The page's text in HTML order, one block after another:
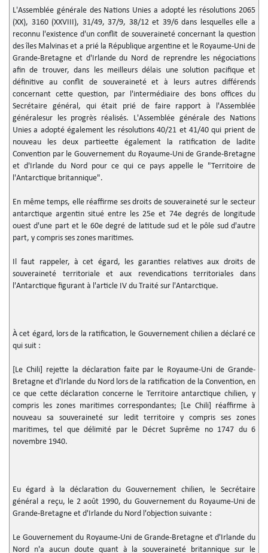
L'Assemblée générale des Nations Unies a adopté les résolutions 2065
(XX), 3160 (XXVIII), 31/49, 37/9, 38/12 et 39/6 dans lesquelles elle a
reconnu l'existence d'un conflit de souveraineté concernant la question
des îles Malvinas et a prié la République argentine et le Royaume-Uni de
Grande-Bretagne et d'Irlande du Nord de reprendre les négociations
afin de trouver, dans les meilleurs délais une solution pacifique et
définitive au conflit de souveraineté et à leurs autres différends
concernant cette question, par l'intermédiaire des bons offices du
Secrétaire général, qui était prié de faire rapport à l'Assemblée
généralesur les progrès réalisés. L'Assemblée générale des Nations
Unies a adopté également les résolutions 40/21 et 41/40 qui prient de
nouveau les deux partieette également la ratification de ladite
Convention par le Gouvernement du Royaume-Uni de Grande-Bretagne
et d'Irlande du Nord pour ce qui ce pays appelle le "Territoire de
l'Antarctique britannique".
En même temps, elle réaffirme ses droits de souveraineté sur le secteur
antarctique argentin situé entre les 25e et 74e degrés de longitude
ouest d'une part et le 60e degré de latitude sud et le pôle sud d'autre
part, y compris ses zones maritimes.
Il faut rappeler, à cet égard, les garanties relatives aux droits de
souveraineté territoriale et aux revendications territoriales dans
l'Antarctique figurant à l'article IV du Traité sur l'Antarctique.
À cet égard, lors de la ratification, le Gouvernement chilien a déclaré ce
qui suit :
[Le Chili] rejette la déclaration faite par le Royaume-Uni de Grande-
Bretagne et d'Irlande du Nord lors de la ratification de la Convention, en
ce que cette déclaration concerne le Territoire antarctique chilien, y
compris les zones maritimes correspondantes; [Le Chili] réaffirme à
nouveau sa souveraineté sur ledit territoire y compris ses zones
maritimes, tel que délimité par le Décret Suprême no 1747 du 6
novembre 1940.
Eu égard à la déclaration du Gouvernement chilien, le Secrétaire
général a reçu, le 2 août 1990, du Gouvernement du Royaume-Uni de
Grande-Bretagne et d'Irlande du Nord l'objection suivante :
Le Gouvernement du Royaume-Uni de Grande-Bretagne et d'Irlande du
Nord n'a aucun doute quant à la souveraineté britannique sur le